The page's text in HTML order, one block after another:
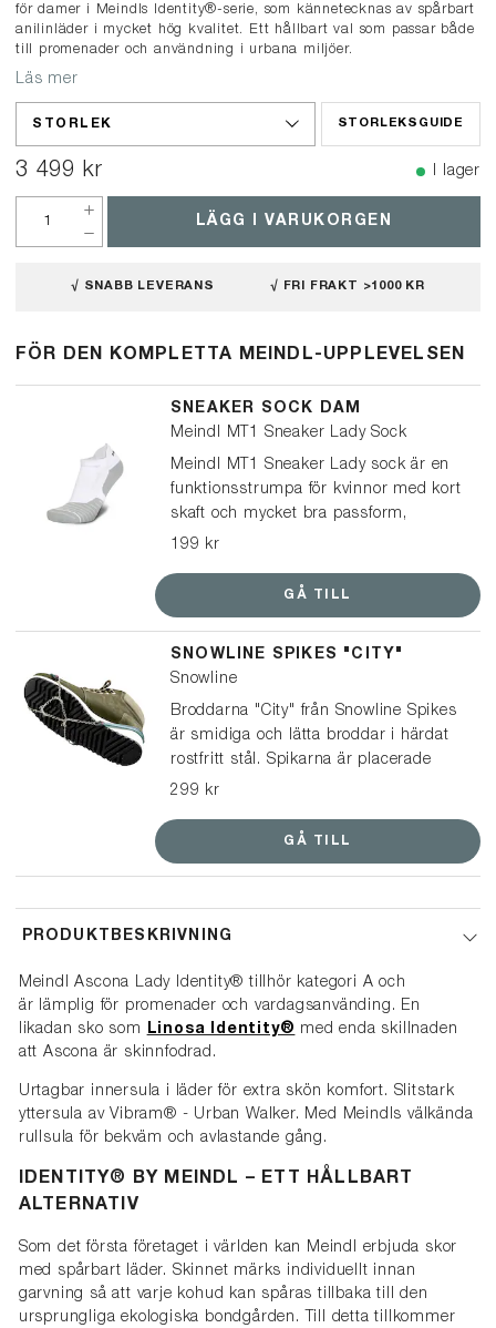
för damer i Meindls Identity®-serie, som kännetecknas av spårbart
anilinläder i mycket hög kvalitet. Ett hållbart val som passar både
till promenader och användning i urbana miljöer.
Läs mer
STORLEKSGUIDE
STORLEK
3 499 kr I lager
LÄGG I VARUKORGEN
√ SNABB LEVERANS √ FRI FRAKT >1000 KR
FÖR DEN KOMPLETTA MEINDL-UPPLEVELSEN
SNEAKER SOCK DAM
Meindl MT1 Sneaker Lady Sock
Meindl MT1 Sneaker Lady sock är en
funktionsstrumpa för kvinnor med kort
skaft och mycket bra passform,
lämplig för promenadskor och
199 kr
GÅ TILL
SNOWLINE SPIKES "CITY"
Snowline
Broddarna "City" från Snowline Spikes
är smidiga och lätta broddar i härdat
rostfritt stål. Spikarna är placerade
under fotsulan så att de också kan
stadens gator och plana underlag.
299 kr
GÅ TILL
PRODUKTBESKRIVNING
Meindl Ascona Lady Identity® tillhör kategori A och
är lämplig för promenader och vardagsanvänding. En
likadan sko som Linosa Identity® med enda skillnaden
att Ascona är skinnfodrad.
Urtagbar innersula i läder för extra skön komfort. Slitstark
yttersula av Vibram® - Urban Walker. Med Meindls välkända
rullsula för bekväm och avlastande gång.
IDENTITY® BY MEINDL – ETT HÅLLBART
ALTERNATIV
Som det första företaget i världen kan Meindl erbjuda skor
med spårbart läder. Skinnet märks individuellt innan
garvning så att varje kohud kan spåras tillbaka till den
ursprungliga ekologiska bondgården. Till detta tillkommer